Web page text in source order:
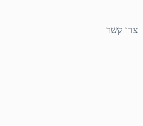
צרו קשר